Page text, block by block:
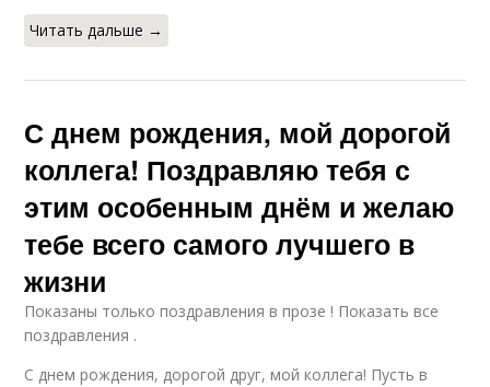
Читать дальше →
С днем рождения, мой дорогой
коллега! Поздравляю тебя с
этим особенным днём и желаю
тебе всего самого лучшего в
жизни
Показаны только поздравления в прозе ! Показать все
поздравления .
С днем рождения, дорогой друг, мой коллега! Пусть в